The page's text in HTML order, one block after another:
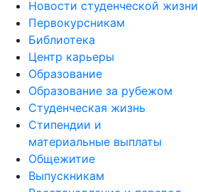
Новости студенческой жизни
Первокурсникам
Библиотека
Центр карьеры
Образование
Образование за рубежом
Студенческая жизнь
Стипендии и
материальные выплаты
Общежитие
Выпускникам